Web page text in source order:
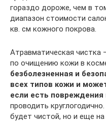
гораздо дороже, чем в
диапазон стоимости
кв. см кожного покрова.
Атравматическая чистка
по очищению кожи в
безболезненная и
всех типов кожи и
если есть
проводить
будет чистой, но и еще